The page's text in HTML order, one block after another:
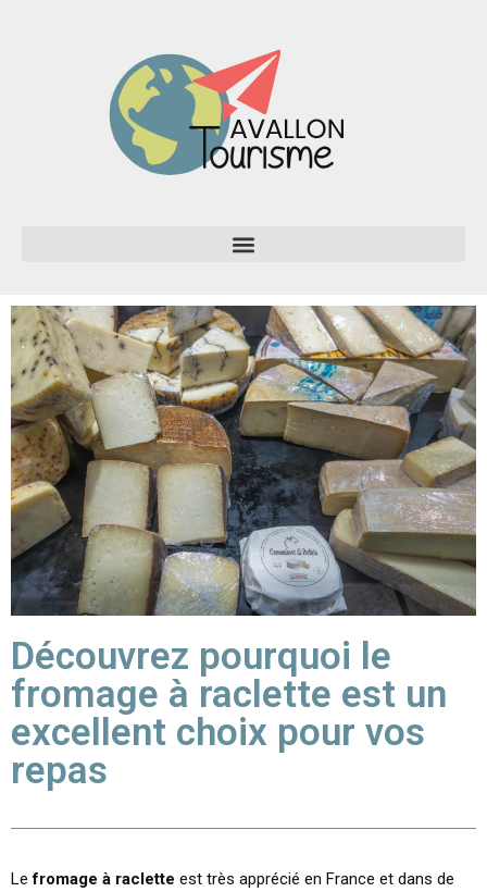
Découvrez pourquoi le
fromage à raclette est un
excellent choix pour vos
repas
Lefromage à raclette est très apprécié en France et dans de